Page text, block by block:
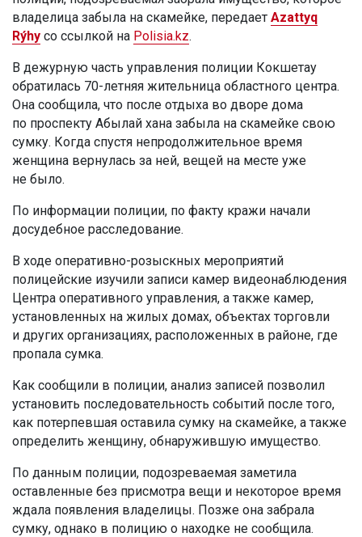
владелица забыла на скамейке, передает Azattyq
Rýhy со ссылкой на Polisia.kz.
В дежурную часть управления полиции Кокшетау
обратилась 70-летняя жительница областного центра.
Она сообщила, что после отдыха во дворе дома
по проспекту Абылай хана забыла на скамейке свою
сумку. Когда спустя непродолжительное время
женщина вернулась за ней, вещей на месте уже
не было.
По информации полиции, по факту кражи начали
досудебное расследование.
В ходе оперативно-розыскных мероприятий
полицейские изучили записи камер видеонаблюдения
Центра оперативного управления, а также камер,
установленных на жилых домах, объектах торговли
и других организациях, расположенных в районе, где
пропала сумка.
Как сообщили в полиции, анализ записей позволил
установить последовательность событий после того,
как потерпевшая оставила сумку на скамейке, а также
определить женщину, обнаружившую имущество.
По данным полиции, подозреваемая заметила
оставленные без присмотра вещи и некоторое время
ждала появления владелицы. Позже она забрала
сумку, однако в полицию о находке не сообщила.